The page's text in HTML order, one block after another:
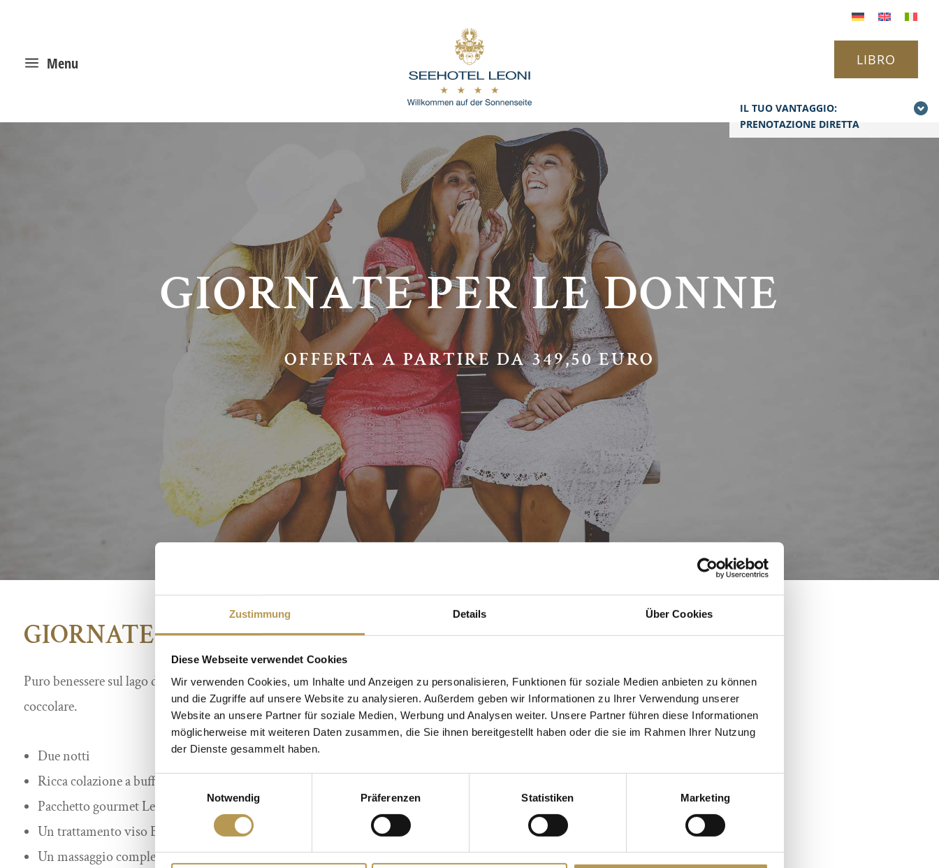
Zustimmung Details Über Cookies
Diese Webseite verwendet Cookies
Wir verwenden Cookies, um Inhalte und Anzeigen zu personalisieren, Funktionen für soziale Medien anbieten zu können
und die Zugriffe auf unsere Website zu analysieren. Außerdem geben wir Informationen zu Ihrer Verwendung unserer
Website an unsere Partner für soziale Medien, Werbung und Analysen weiter. Unsere Partner führen diese Informationen
möglicherweise mit weiteren Daten zusammen, die Sie ihnen bereitgestellt haben oder die sie im Rahmen Ihrer Nutzung
der Dienste gesammelt haben.
Einwilligungsauswahl
Notwendig
Präferenzen Statistiken Marketing
IL TUO VANTAGGIO:
PRENOTAZIONE DIRETTA
a Menu LIBRO
GIORNATE PER LE DONNE
OFFERTA A PARTIRE DA 349,50 EURO
GIORNATE PER LE DONNE
Puro benessere sul lago di Starnberg. Prendete tempo, rilassatevi, lasciatevi
coccolare.
Due notti
Ricca colazione a buffet
Pacchetto gourmet Leonis con menu di 3 portate per la cena
Un trattamento viso Babor Classic per persona (50 minuti)
Un massaggio completo Hot Chocolate Deluxe per persona (50 minuti)
Pernottamenti:
2 notti
Periodo di viaggio: tutto l’anno